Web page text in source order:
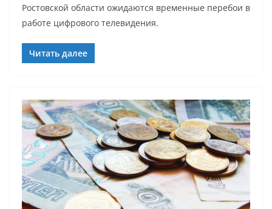
Ростовской области ожидаются временные перебои в
работе цифрового телевидения.
Читать далее